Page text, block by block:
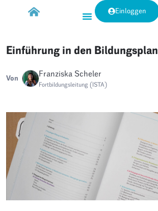
Einloggen
Einführung in den Bildungsplan
Von Franziska Scheler
Fortbildungsleitung (ISTA)